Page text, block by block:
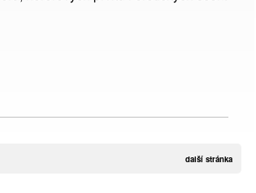
další stránka